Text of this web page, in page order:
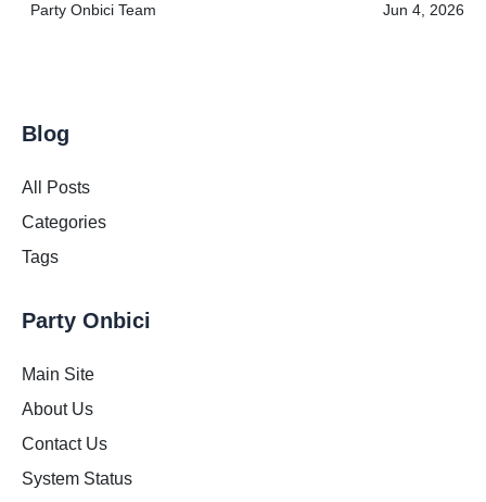
Party Onbici Team Jun 4, 2026
Blog
All Posts
Categories
Tags
Party Onbici
Main Site
About Us
Contact Us
System Status